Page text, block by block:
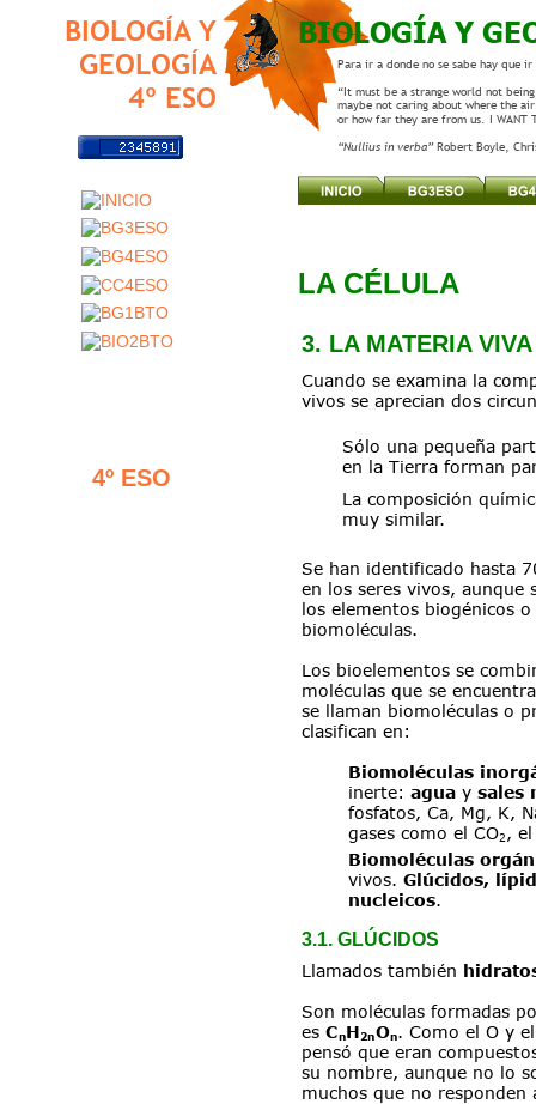
LA CÉLULA
3. LA MATERIA VIVA
Cuando se examina la
vivos se aprecian dos
Sólo una pequeña
en la Tierra forman
La composición
muy similar.
Se han identificado hasta
en los seres vivos,
los elementos biogénicos
biomoléculas.
Los bioelementos se
moléculas que se
se llaman biomoléculas o
clasifican en:
Biomoléculas
inerte: agua y sales
fosfatos, Ca, Mg, K,
gases como el CO2, el
Biomoléculas
vivos. Glúcidos,
nucleicos.
3.1. GLÚCIDOS
Llamados también
Son moléculas formadas
es CnH2nOn. Como el O y
pensó que eran
su nombre, aunque no lo
muchos que no responden
BIOLOGÍA Y
GEOLOGÍA
4º ESO
BIOLOGÍA Y
Para ir a donde no se sabe hay que
“It must be a strange world not
maybe not caring about where the
or how far they are from us. I WANT
“Nullius in verba” Robert Boyle,
4º ESO